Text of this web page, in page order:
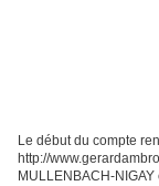
Le début du compte
http://
MULLENBACH-